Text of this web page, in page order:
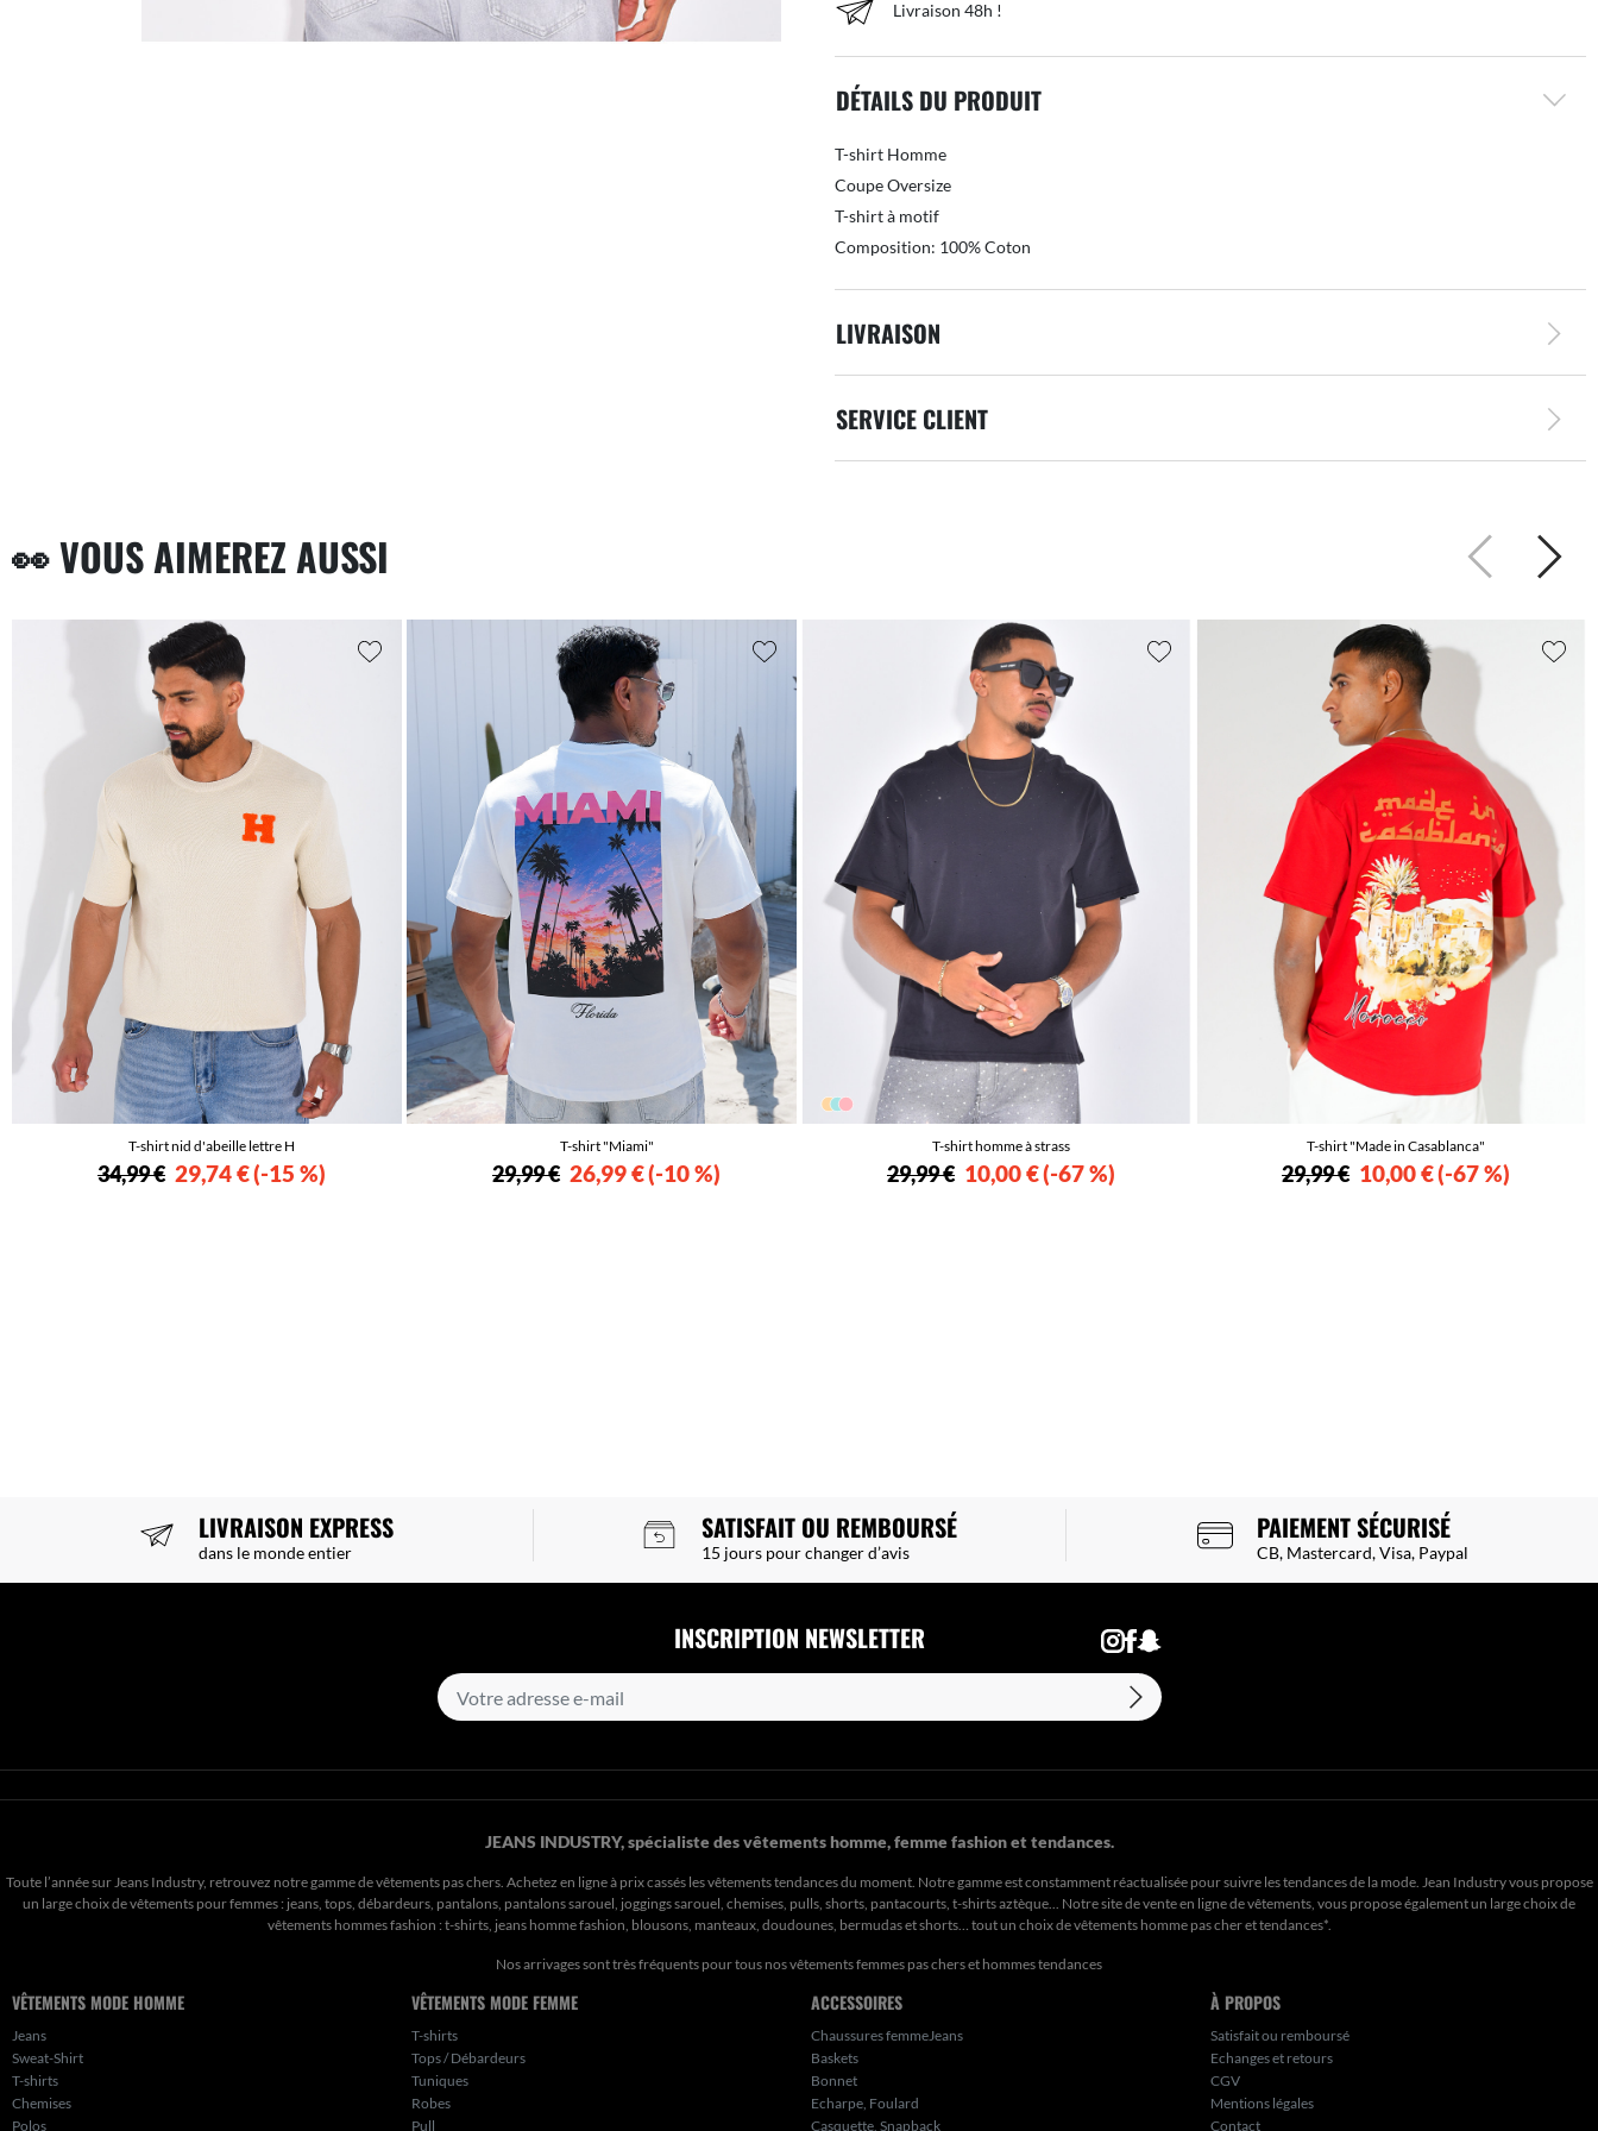
Livraison 48h !
DÉTAILS DU PRODUIT
T-shirt Homme
Coupe Oversize
T-shirt à motif
Composition: 100% Coton
LIVRAISON
SERVICE CLIENT
👀 VOUS AIMEREZ AUSSI Précédent
T-shirt nid d'abeille lettre H
34,99 € 29,74 € -15 %
T-shirt "Miami"
29,99 € 26,99 € -10 %
T-shirt homme à strass
29,99 € 10,00 € -67 %
T-shirt "Made in Casablanca"
29,99 € 10,00 € -67 %
LIVRAISON EXPRESS
dans le monde entier
SATISFAIT OU REMBOURSÉ
15 jours pour changer d’avis
PAIEMENT SÉCURISÉ
CB, Mastercard, Visa, Paypal
INSCRIPTION NEWSLETTER
JEANS INDUSTRY, spécialiste des vêtements homme, femme fashion et tendances.
Toute l’année sur Jeans Industry, retrouvez notre gamme de vêtements pas chers. Achetez en ligne à prix cassés les vêtements tendances du moment. Notre gamme est constamment réactualisée pour suivre les tendances de la mode. Jean Industry vous propose
un large choix de vêtements pour femmes : jeans, tops, débardeurs, pantalons, pantalons sarouel, joggings sarouel, chemises, pulls, shorts, pantacourts, t-shirts aztèque... Notre site de vente en ligne de vêtements, vous propose également un large choix de
vêtements hommes fashion : t-shirts, jeans homme fashion, blousons, manteaux, doudounes, bermudas et shorts… tout un choix devêtements homme pas cher et tendances*.
Nos arrivages sont très fréquents pour tous nosvêtements femmes pas cherset hommes tendances
VÊTEMENTS MODE HOMME
Jeans
Sweat-Shirt
T-shirts
Chemises
Polos
VÊTEMENTS MODE FEMME
T-shirts
Tops / Débardeurs
Tuniques
Robes
Pull
ACCESSOIRES
Chaussures femmeJeans
Baskets
Bonnet
Echarpe, Foulard
Casquette, Snapback
À PROPOS
Satisfait ou remboursé
Echanges et retours
CGV
Mentions légales
Contact